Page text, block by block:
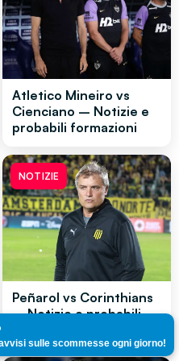
Atletico Mineiro vs
Cienciano – Notizie e
probabili formazioni
NOTIZIE
Peñarol vs Corinthians
– Notizie e probabili
sulle scommesse ogni giorno!